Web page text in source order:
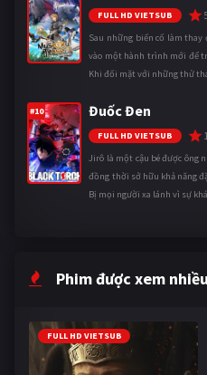
FULL HD VIETSUB
Sau những biến cố làm thay
vào một hành trình mới để
Khi đối mặt với những thử
#10 Đuốc Đen
FULL HD VIETSUB
Jirô là một cậu bé được ông
đồng thời sở hữu khả năng
Bị mọi người xa lánh vì sự
Phim được xem nhiều
FULL HD VIETSUB